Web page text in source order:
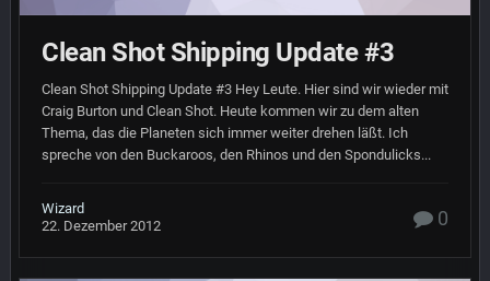
Clean Shot Shipping Update #3
Clean Shot Shipping Update #3 Hey Leute. Hier sind wir wieder mit
Craig Burton und Clean Shot. Heute kommen wir zu dem alten
Thema, das die Planeten sich immer weiter drehen läßt. Ich
spreche von den Buckaroos, den Rhinos und den Spondulicks...
Wizard
22. Dezember 2012
0